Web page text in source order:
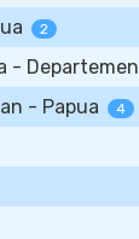
2
- Departemen
- Papua 4